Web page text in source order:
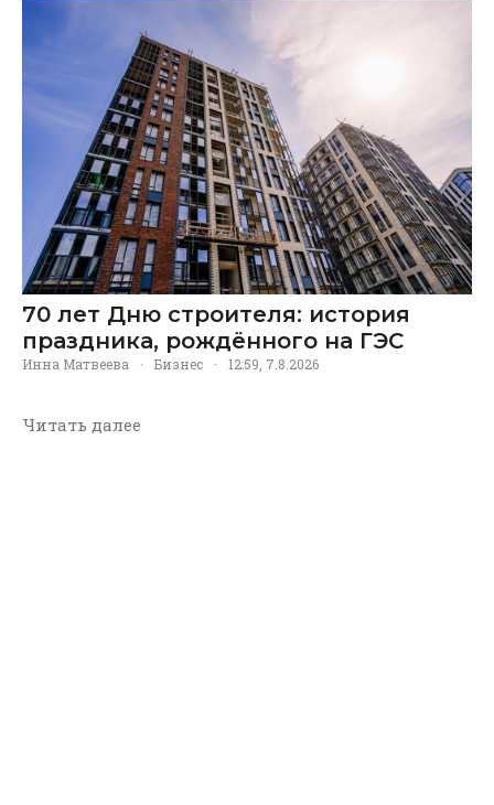
70 лет Дню строителя: история
праздника, рождённого на ГЭС
Инна Матвеева · Бизнес · 12:59, 7.8.2026
Читать далее